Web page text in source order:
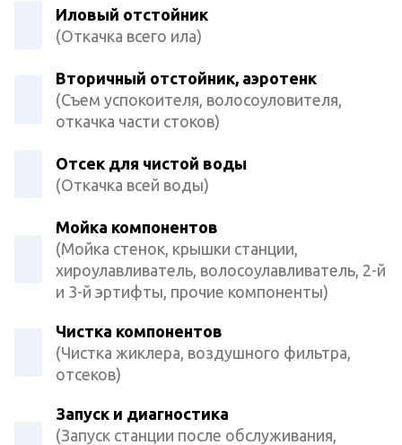
Иловый отстойник
(Откачка всего ила)
Вторичный отстойник, аэротенк
(Съем успокоителя, волосоуловителя,
откачка части стоков)
Отсек для чистой воды
(Откачка всей воды)
Мойка компонентов
(Мойка стенок, крышки станции,
хироулавливатель, волосоулавливатель, 2-й
и 3-й эртифты, прочие компоненты)
Чистка компонентов
(Чистка жиклера, воздушного фильтра,
отсеков)
Запуск и диагностика
(Запуск станции после обслуживания,